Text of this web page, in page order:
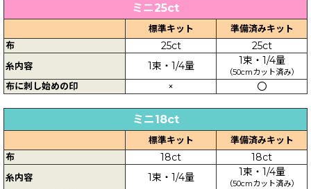
ミニ25ct
標準キット
準備済みキット
布
25ct 25ct
糸内容 1束・1/4量 1束・1/4量
（50cmカット済み）
布に刺し始めの印 × 〇
ミニ18ct
標準キット
準備済みキット
布
18ct 18ct
糸内容 1束・1/4量 1束・1/4量
（50cmカット済み）